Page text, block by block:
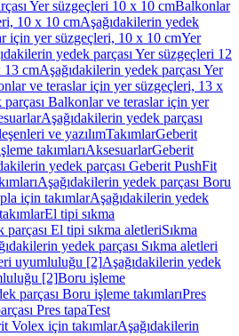
Yer süzgeçleri 10 x 10 cmBalkonlar
10 x 10 cmAşağıdakilerin yedek
için yer süzgeçleri, 10 x 10 cmYer
yedek parçası Yer süzgeçleri 12
13 cmAşağıdakilerin yedek parçası Yer
ve teraslar için yer süzgeçleri, 13 x
Balkonlar ve teraslar için yer
Aşağıdakilerin yedek parçası
ve yazılımTakımlarGeberit
takımlarıAksesuarlarGeberit
yedek parçası Geberit PushFit
Aşağıdakilerin yedek parçası Boru
için takımlarAşağıdakilerin yedek
El tipi sıkma
parçası El tipi sıkma aletleriSıkma
yedek parçası Sıkma aletleri
uyumluluğu [2]Aşağıdakilerin yedek
[2]Boru işleme
parçası Boru işleme takımlarıPres
Pres tapaTest
Volex için takımlarAşağıdakilerin